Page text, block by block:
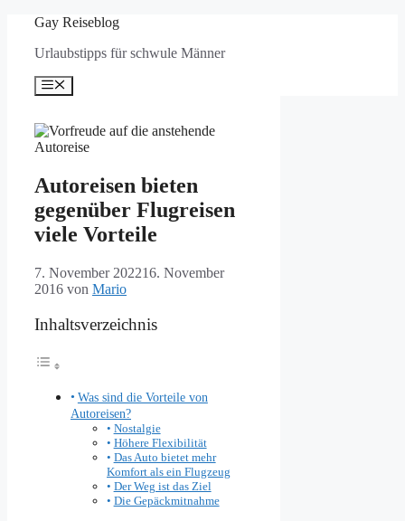
springen
Gay Reiseblog
Urlaubstipps für schwule Männer
Menü
Autoreisen bieten
gegenüber Flugreisen
viele Vorteile
7. November 202216. November
2016 von Mario
Inhaltsverzeichnis
Was sind die Vorteile von
Autoreisen?
Nostalgie
Höhere Flexibilität
Das Auto bietet mehr
Komfort als ein Flugzeug
Der Weg ist das Ziel
Die Gepäckmitnahme